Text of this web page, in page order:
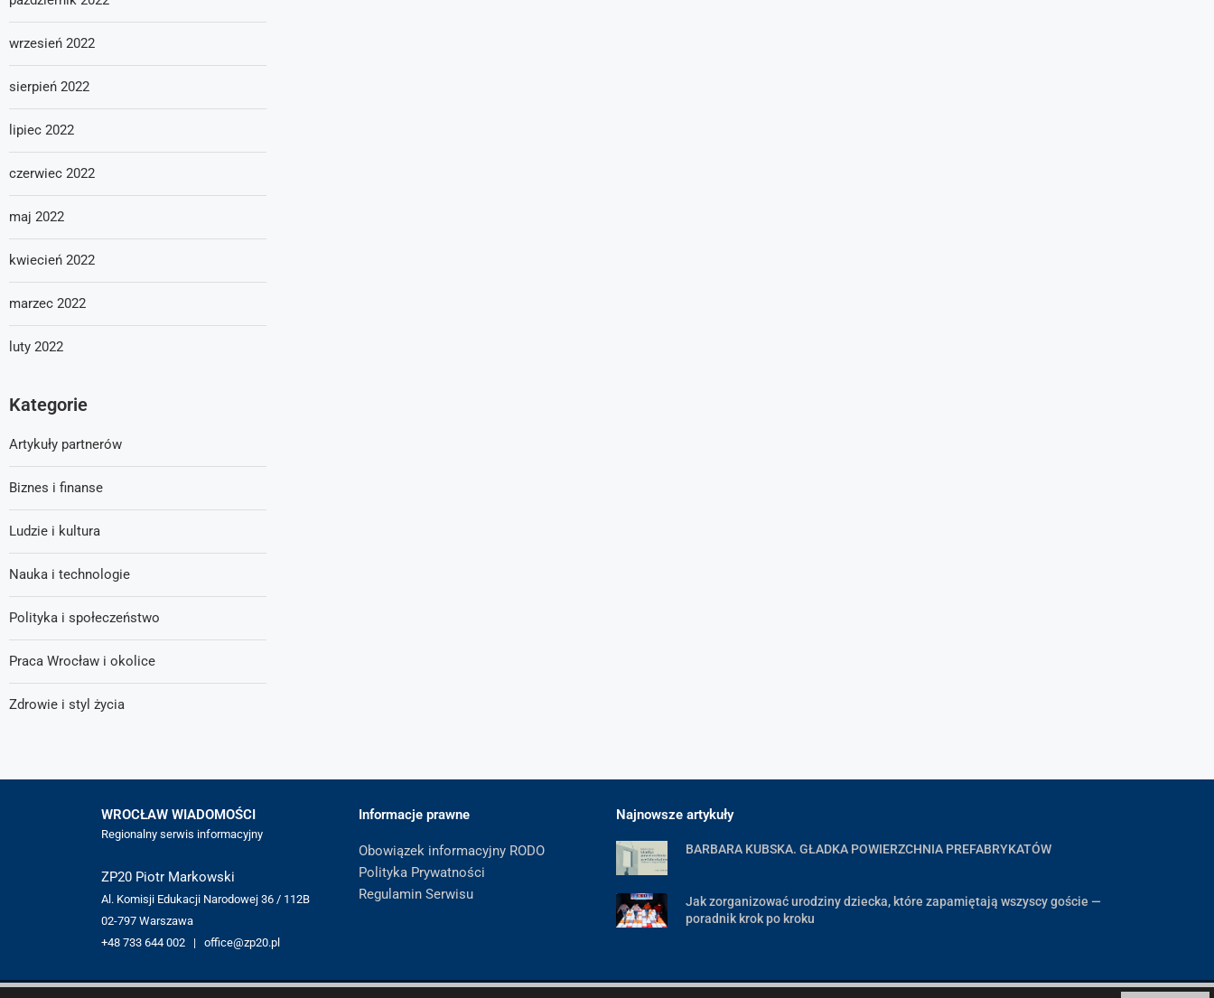
wrzesień 2022
sierpień 2022
lipiec 2022
czerwiec 2022
maj 2022
kwiecień 2022
marzec 2022
luty 2022
Kategorie
Artykuły partnerów
Biznes i finanse
Ludzie i kultura
Nauka i technologie
Polityka i społeczeństwo
Praca Wrocław i okolice
Zdrowie i styl życia
WROCŁAW WIADOMOŚCI
Regionalny serwis informacyjny
ZP20 Piotr Markowski
Al. Komisji Edukacji Narodowej 36 / 112B
02-797 Warszawa
+48 733 644 002 | office@zp20.pl
Informacje prawne
Obowiązek informacyjny RODO
Polityka Prywatności
Regulamin Serwisu
Najnowsze artykuły
BARBARA KUBSKA. GŁADKA POWIERZCHNIA PREFABRYKATÓW
Jak zorganizować urodziny dziecka, które zapamiętają wszyscy goście —
poradnik krok po kroku